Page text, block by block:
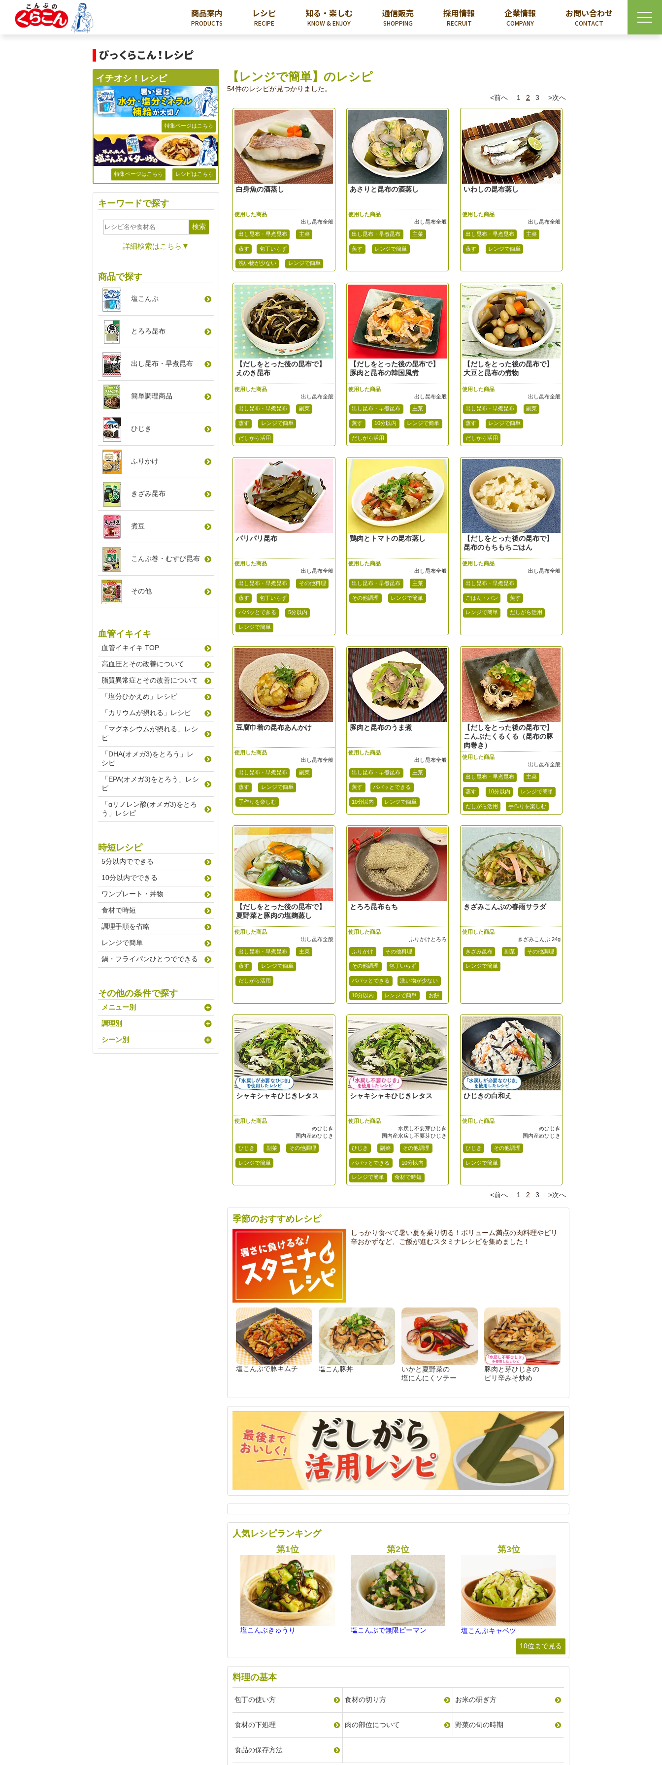
商品案内
PRODUCTS
レシピ
RECIPE
知る・楽しむ
KNOW & ENJOY
通信販売
SHOPPING
採用情報
RECRUIT
企業情報
COMPANY
お問い合わせ
CONTACT
【レンジで簡単】のレシピ
54件のレシピが見つかりました。
<前へ
1 2 3 >次へ
白身魚の酒蒸し
使用した商品
出し昆布全般
出し昆布・早煮昆布 主菜
蒸す 包丁いらず
洗い物が少ない レンジで簡単
あさりと昆布の酒蒸し
使用した商品
出し昆布全般
出し昆布・早煮昆布 主菜
蒸す レンジで簡単
いわしの昆布蒸し
使用した商品
出し昆布全般
出し昆布・早煮昆布 主菜
蒸す レンジで簡単
【だしをとった後の昆布で】
えのき昆布
使用した商品
出し昆布全般
出し昆布・早煮昆布 副菜
蒸す レンジで簡単
だしがら活用
【だしをとった後の昆布で】
豚肉と昆布の韓国風煮
使用した商品
出し昆布全般
出し昆布・早煮昆布 主菜
蒸す 10分以内 レンジで簡単
だしがら活用
【だしをとった後の昆布で】
大豆と昆布の煮物
使用した商品
出し昆布全般
出し昆布・早煮昆布 副菜
蒸す レンジで簡単
だしがら活用
パリパリ昆布
使用した商品
出し昆布全般
出し昆布・早煮昆布 その他料理
蒸す 包丁いらず
パパッとできる 5分以内
レンジで簡単
鶏肉とトマトの昆布蒸し
使用した商品
出し昆布全般
出し昆布・早煮昆布 主菜
その他調理 レンジで簡単
【だしをとった後の昆布で】
昆布のもちもちごはん
使用した商品
出し昆布全般
出し昆布・早煮昆布
ごはん・パン 蒸す
レンジで簡単 だしがら活用
豆腐巾着の昆布あんかけ
使用した商品
出し昆布全般
出し昆布・早煮昆布 副菜
蒸す レンジで簡単
手作りを楽しむ
豚肉と昆布のうま煮
使用した商品
出し昆布全般
出し昆布・早煮昆布 主菜
蒸す パパッとできる
10分以内 レンジで簡単
【だしをとった後の昆布で】
こんぶたくるくる（昆布の豚
肉巻き）
使用した商品
出し昆布全般
出し昆布・早煮昆布 主菜
蒸す 10分以内 レンジで簡単
だしがら活用 手作りを楽しむ
【だしをとった後の昆布で】
夏野菜と豚肉の塩麹蒸し
使用した商品
出し昆布全般
出し昆布・早煮昆布 主菜
蒸す レンジで簡単
だしがら活用
とろろ昆布もち
使用した商品
ふりかけとろろ
ふりかけ その他料理
その他調理 包丁いらず
パパッとできる 洗い物が少ない
10分以内 レンジで簡単 お餅
きざみこんぶの春雨サラダ
使用した商品
きざみこんぶ 24g
きざみ昆布 副菜 その他調理
レンジで簡単
シャキシャキひじきレタス
使用した商品
めひじき
国内産めひじき
ひじき 副菜 その他調理
レンジで簡単
シャキシャキひじきレタス
使用した商品
水戻し不要芽ひじき
国内産水戻し不要芽ひじき
ひじき 副菜 その他調理
パパッとできる 10分以内
レンジで簡単 食材で時短
ひじきの白和え
使用した商品
めひじき
国内産めひじき
ひじき その他調理
レンジで簡単
<前へ 1 2 3 >次へ
季節のおすすめレシピ
しっかり食べて暑い夏を乗り切る！ボリューム満点の肉料理やピリ
辛おかずなど、ご飯が進むスタミナレシピを集めました！
塩こんぶで豚キムチ 塩こん豚丼
いかと夏野菜の
塩にんにくソテー
豚肉と芽ひじきの
ピリ辛みそ炒め
人気レシピランキング
塩こんぶきゅうり 塩こんぶで無限ピーマン
塩こんぶキャベツ
10位まで見る
料理の基本
包丁の使い方 食材の切り方 お米の研ぎ方
食材の下処理 肉の部位について 野菜の旬の時期
食品の保存方法
イチオシ！レシピ
特集ページはこちら
特集ページはこちら レシピはこちら
キーワードで探す
詳細検索はこちら▼
商品で探す
塩こんぶ
とろろ昆布
出し昆布 ・ 早煮昆布
簡単調理商品
ひじき
ふりかけ
きざみ昆布
煮豆
こんぶ巻 ・ むすび昆布
その他
血管イキイキ
血管イキイキ TOP
高血圧とその改善について
脂質異常症とその改善について
「塩分ひかえめ」レシピ
「カリウムが摂れる」レシピ
「マグネシウムが摂れる」レシ
ピ
「DHA(オメガ3)をとろう」レ
シピ
「EPA(オメガ3)をとろう」レシ
ピ
「αリノレン酸(オメガ3)をとろ
う」レシピ
時短レシピ
5分以内でできる
10分以内でできる
ワンプレート・丼物
食材で時短
調理手順を省略
レンジで簡単
鍋・フライパンひとつでできる
その他の条件で探す
メニュー別
調理別
シーン別